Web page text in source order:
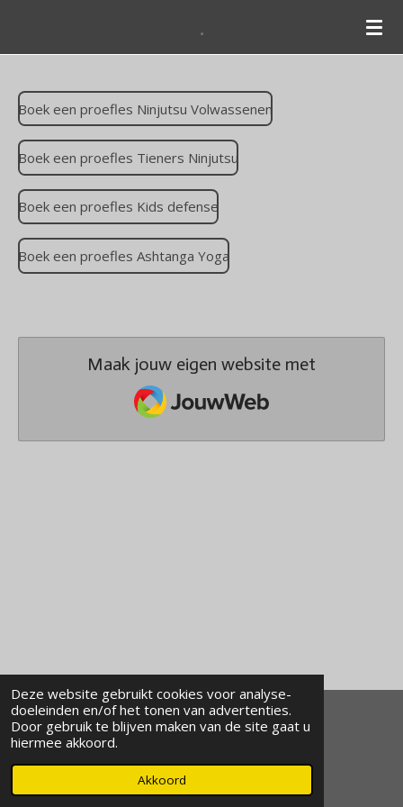
Deze website gebruikt cookies voor analyse-
doeleinden en/of het tonen van advertenties.
Door gebruik te blijven maken van de site gaat u
hiermee akkoord.
Akkoord
de
hoofdinhoud
.
Boek een proefles Ninjutsu Volwassenen
Boek een proefles Tieners Ninjutsu
Boek een proefles Kids defense
Boek een proefles Ashtanga Yoga
Maak jouw eigen website met
JouwWeb
© 2020 - 2026 kaiodojo
Powered byJouwWeb